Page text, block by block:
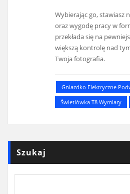
Wybierając go, stawiasz
oraz wygodę pracy w
przekłada się na
większą kontrolę nad
Twoja fotografia.
Gniazdko Elektryczne
Świetlówka T8 Wymiary
Szukaj